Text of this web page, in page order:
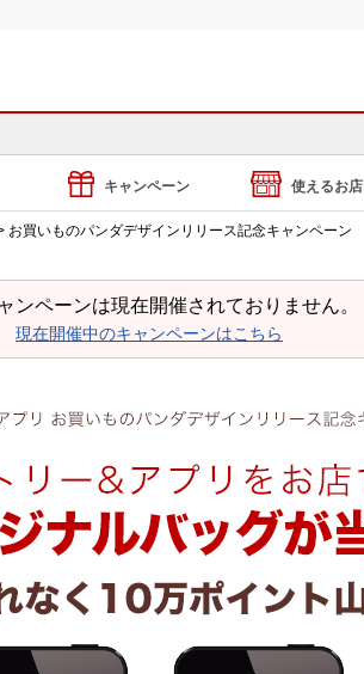
キャンペーン 使えるお店
お買いものパンダデザインリリース記念キャンペーン
ンペーンは現在開催されておりません。
現在開催中のキャンペーンはこちら